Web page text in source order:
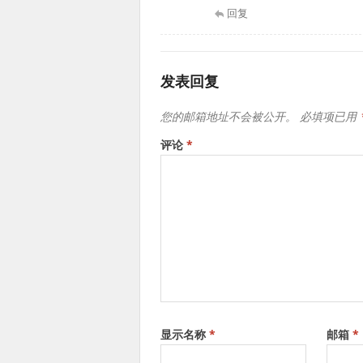
回复
发表回复
您的邮箱地址不会被公开。 必填项已用
评论 *
显示名称 * 邮箱 *